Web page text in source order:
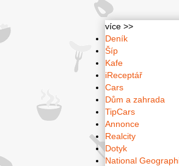
více >>
Deník
Šíp
Kafe
iReceptář
Cars
Dům a zahrada
TipCars
Annonce
Realcity
Dotyk
National